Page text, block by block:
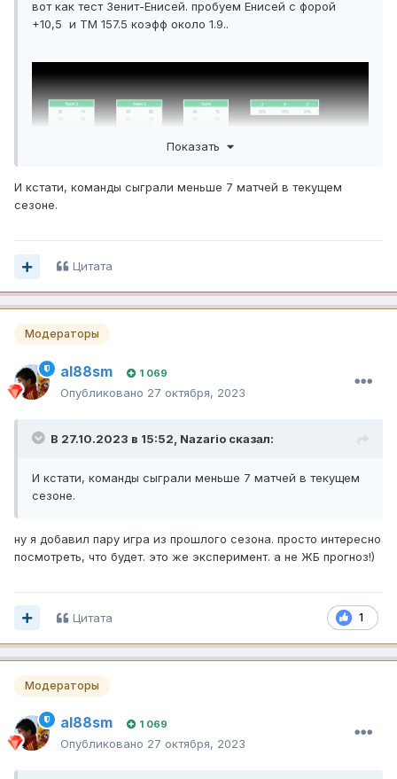
вот как тест Зенит-Енисей. пробуем Енисей с форой
+10,5 и ТМ 157.5 коэфф около 1.9..
Показать
И кстати, команды сыграли меньше 7 матчей в текущем
сезоне.
Цитата
Модераторы
al88sm 1 069
Опубликовано 27 октября, 2023
В 27.10.2023 в 15:52, Nazario сказал:
И кстати, команды сыграли меньше 7 матчей в текущем
сезоне.
ну я добавил пару игра из прошлого сезона. просто интересно
посмотреть, что будет. это же эксперимент. а не ЖБ прогноз!)
1
Цитата
Модераторы
al88sm 1 069
Опубликовано 27 октября, 2023